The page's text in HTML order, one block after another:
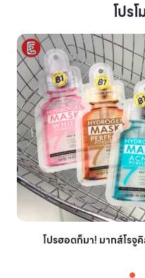
โปร
โปรฮอตก็มา! มากส์โรจู